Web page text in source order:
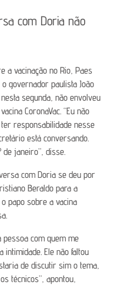
com Doria não
a vacinação no Rio, Paes
governador paulista João
segunda, não envolveu
CoronaVac. “Eu não
responsabilidade nesse
está conversando.
janeiro”, disse.
com Doria se deu por
Beraldo para a
papo sobre a vacina
pessoa com quem me
intimidade. Ele não faltou
de discutir sim o tema,
técnicos”, apontou,